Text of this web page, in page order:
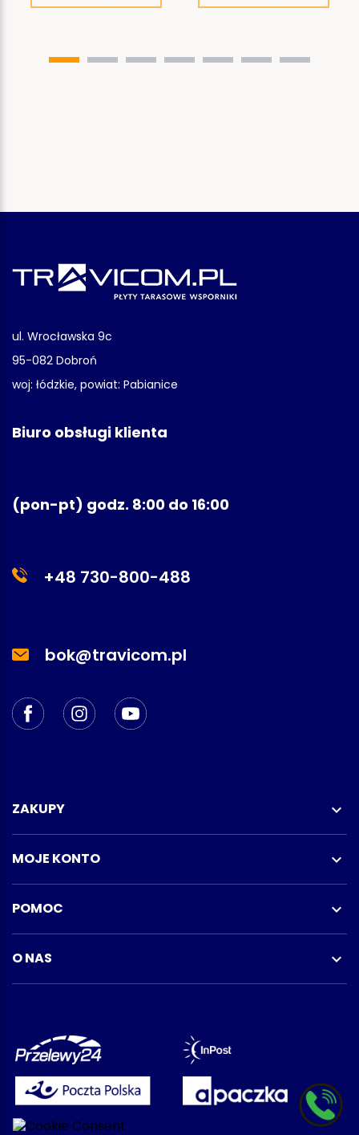
ul. Wrocławska 9c
95-082 Dobroń
woj: łódzkie, powiat: Pabianice
Biuro obsługi klienta
(pon-pt) godz. 8:00 do 16:00
+48 730-800-488
bok@travicom.pl
ZAKUPY 
MOJE KONTO 
POMOC 
O NAS 